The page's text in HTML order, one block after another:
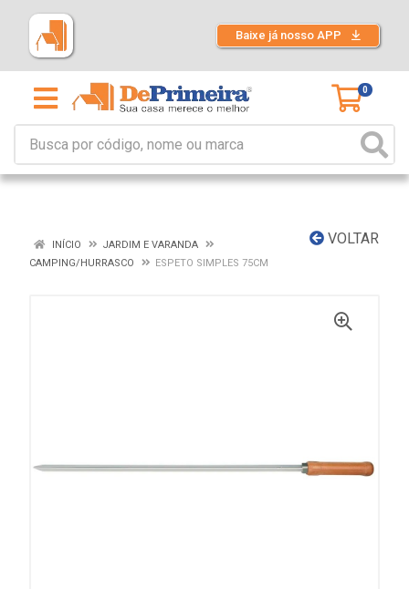
Baixe já nosso APP
0
VOLTAR
INÍCIO
JARDIM E VARANDA
CAMPING/HURRASCO
ESPETO SIMPLES 75CM